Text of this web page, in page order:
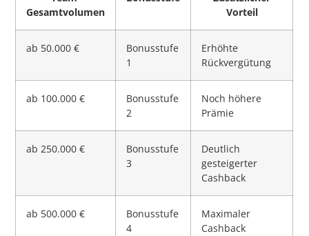
Gesamtvolumen
Vorteil
ab 50.000 €
Bonusstufe
1
Erhöhte
Rückvergütung
ab 100.000 €
Bonusstufe
2
Noch höhere
Prämie
ab 250.000 €
Bonusstufe
3
Deutlich
gesteigerter
Cashback
ab 500.000 €
Bonusstufe
4
Maximaler
Cashback